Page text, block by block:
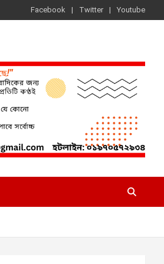
Facebook Twitter Youtube